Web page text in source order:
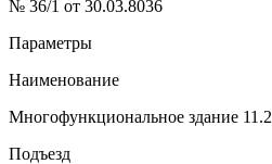
№ 36/1 от 30.03.8036
Параметры
Наименование
Многофункциональное здание 11.2
Подъезд